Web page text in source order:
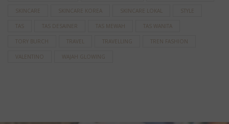
SKINCARE SKINCARE KOREA SKINCARE LOKAL STYLE
TAS TAS DESAINER TAS MEWAH TAS WANITA
TORY BURCH TRAVEL TRAVELLING TREN FASHION
VALENTINO WAJAH GLOWING